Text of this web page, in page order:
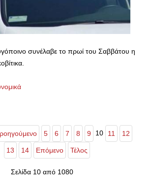
συνέλαβε το πρωί του Σαββάτου η
5 6 7 8 9 10 11 12
13 14 Επόμενο Τέλος
Σελίδα 10 από 1080